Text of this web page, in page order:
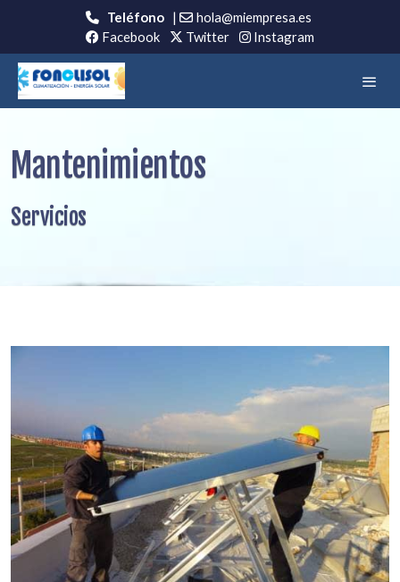
Teléfono|
hola@miempresa.es
Facebook
Twitter Instagram
Mantenimientos
Servicios